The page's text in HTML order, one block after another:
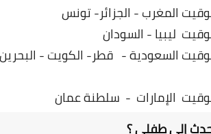
المغرب - الجزائر- تونس
ليبيا - السودان
السعودية - قطر- الكويت -
الإمارات - سلطنة عمان
إلى طفلي ؟